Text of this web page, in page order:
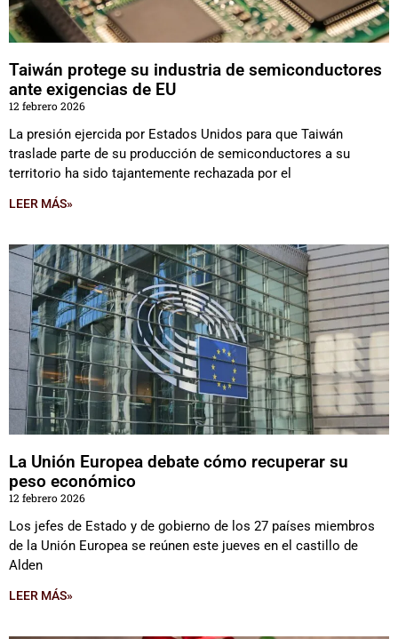
Taiwán protege su industria de semiconductores
ante exigencias de EU
12 febrero 2026
La presión ejercida por Estados Unidos para que Taiwán
traslade parte de su producción de semiconductores a su
territorio ha sido tajantemente rechazada por el
LEER MÁS»
La Unión Europea debate cómo recuperar su
peso económico
12 febrero 2026
Los jefes de Estado y de gobierno de los 27 países miembros
de la Unión Europea se reúnen este jueves en el castillo de
Alden
LEER MÁS»